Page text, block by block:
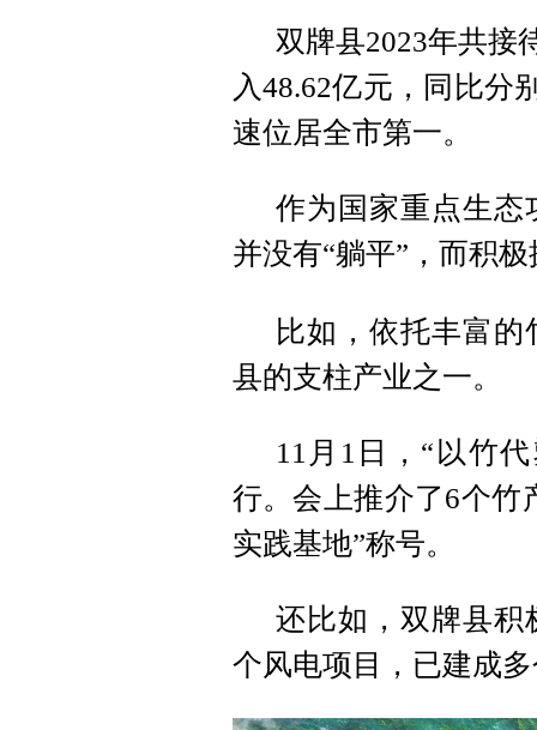
双牌县2023年共接
入48.62亿元，同比分
速位居全市第一。
作为国家重点生态
并没有“躺平”，而积
比如，依托丰富
县的支柱产业之一。
11月1日，“以竹
行。会上推介了6个竹
实践基地”称号。
还比如，双牌县积
个风电项目，已建成